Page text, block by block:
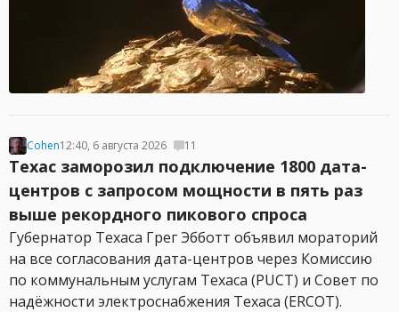
Cohen12:40, 6 августа 2026 11
Техас заморозил подключение 1800 дата-
центров с запросом мощности в пять раз
выше рекордного пикового спроса
Губернатор Техаса Грег Эбботт объявил мораторий
на все согласования дата-центров через Комиссию
по коммунальным услугам Техаса (PUCT) и Совет по
надёжности электроснабжения Техаса (ERCOT).